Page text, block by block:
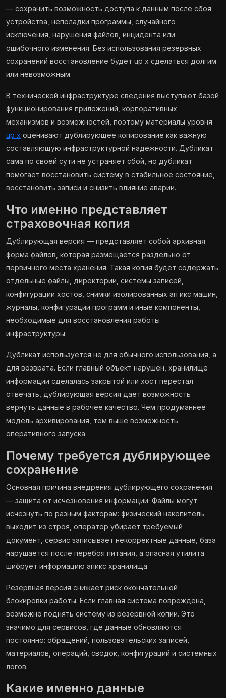
— сохранить возможность доступа к данным после сбоя
устройства, неполадки программы, случайного
исключения, нарушения файлов, инцидента или
ошибочного изменения. Без использования резервных
сохранений восстановление будет up x сделаться долгим
или невозможным.
В технической инфраструктуре сведения выступают базой
функционирования приложений, корпоративных
механизмов и возможностей, поэтому материалы уровня
up x оценивают дублирующее копирование как важную
составляющую инфраструктурной надежности. Дубликат
сама по своей сути не устраняет сбой, но дубликат
помогает восстановить систему в стабильное состояние,
восстановить записи и снизить влияние аварии.
Что именно представляет
страховочная копия
Дублирующая версия — представляет собой архивная
форма файлов, которая размещается раздельно от
первичного места хранения. Такая копия будет содержать
отдельные файлы, директории, системы записей,
конфигурации хостов, снимки изолированных ап икс машин,
журналы, конфигурации программ и иные компоненты,
необходимые для восстановления работы
инфраструктуры.
Дубликат используется не для обычного использования, а
для возврата. Если главный объект нарушен, хранилище
информации сделалась закрытой или хост перестал
отвечать, дублирующая версия дает возможность
вернуть данные в рабочее качество. Чем продуманнее
модель архивирования, тем выше возможность
оперативного запуска.
Почему требуется дублирующее
сохранение
Основная причина внедрения дублирующего сохранения
— защита от исчезновения информации. Файлы могут
исчезнуть по разным факторам: физический накопитель
выходит из строя, оператор убирает требуемый
документ, сервис записывает некорректные данные, база
нарушается после перебоя питания, а опасная утилита
шифрует информацию апикс хранилища.
Резервная версия снижает риск окончательной
блокировки работы. Если главная система повреждена,
возможно поднять систему из резервной копии. Это
значимо для сервисов, где данные обновляются
постоянно: обращений, пользовательских записей,
материалов, операций, сводок, конфигураций и системных
логов.
Какие именно данные